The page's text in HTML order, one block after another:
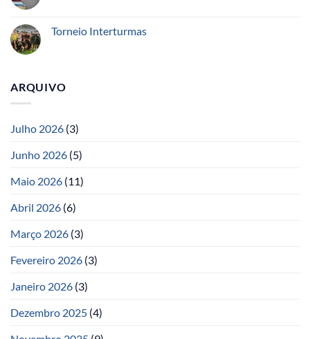
Torneio Interturmas
ARQUIVO
Julho 2026 (3)
Junho 2026 (5)
Maio 2026 (11)
Abril 2026 (6)
Março 2026 (3)
Fevereiro 2026 (3)
Janeiro 2026 (3)
Dezembro 2025 (4)